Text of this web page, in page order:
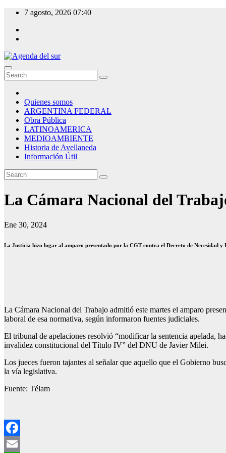
Skip
content
7 agosto, 2026 07:40
Agenda del sur
Quienes somos
ARGENTINA FEDERAL
Obra Pública
LATINOAMERICA
MEDIOAMBIENTE
Historia de Avellaneda
Información Útil
La Cámara Nacional del
Ene 30, 2024
La Justicia hizo lugar al amparo presentado por la CGT contra el Decreto de Necesidad
La Cámara Nacional del Trabajo admitió este martes el amparo
laboral de esa normativa, según informaron fuentes judiciales.
El tribunal de apelaciones resolvió “modificar la sentencia apelada,
invalidez constitucional del Título IV” del DNU de Javier Milei.
Los jueces fueron tajantes al señalar que aquello que el Gobierno
la vía legislativa.
Fuente: Télam
Facebook